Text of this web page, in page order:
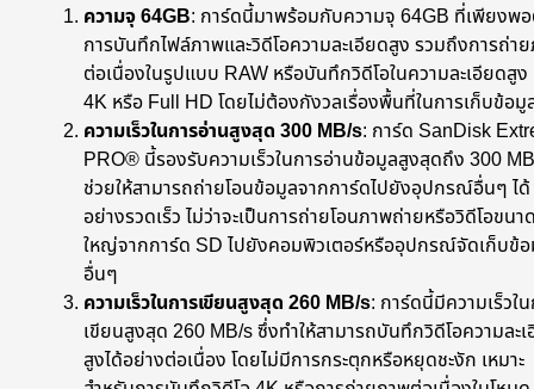
ความจุ 64GB: การ์ดนี้มาพร้อมกับความจุ 64GB ที่เพียงพ
การบันทึกไฟล์ภาพและวิดีโอความละเอียดสูง รวมถึงการถ่า
ต่อเนื่องในรูปแบบ RAW หรือบันทึกวิดีโอในความละเอียดสูง
4K หรือ Full HD โดยไม่ต้องกังวลเรื่องพื้นที่ในการเก็บข้อมู
ความเร็วในการอ่านสูงสุด 300 MB/s: การ์ด SanDisk
PRO® นี้รองรับความเร็วในการอ่านข้อมูลสูงสุดถึง 300
ช่วยให้สามารถถ่ายโอนข้อมูลจากการ์ดไปยังอุปกรณ์อื่นๆ ได้
อย่างรวดเร็ว ไม่ว่าจะเป็นการถ่ายโอนภาพถ่ายหรือวิดีโอขนา
ใหญ่จากการ์ด SD ไปยังคอมพิวเตอร์หรืออุปกรณ์จัดเก็บข้
อื่นๆ
ความเร็วในการเขียนสูงสุด 260 MB/s: การ์ดนี้มีความเร็วใ
เขียนสูงสุด 260 MB/s ซึ่งทำให้สามารถบันทึกวิดีโอความละ
สูงได้อย่างต่อเนื่อง โดยไม่มีการกระตุกหรือหยุดชะงัก เหมาะ